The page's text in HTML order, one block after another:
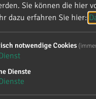
Sie können die hier
dazu erfahren Sie hier:
notwendige Cookies
Dienste